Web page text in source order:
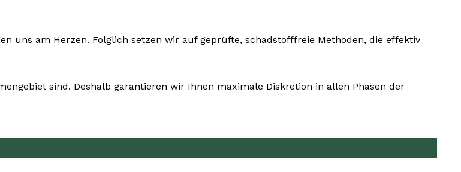
uns am Herzen. Folglich setzen wir auf geprüfte, schadstofffreie Methoden, die effektiv
sind. Deshalb garantieren wir Ihnen maximale Diskretion in allen Phasen der